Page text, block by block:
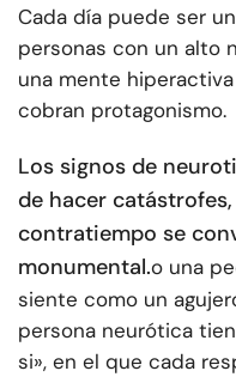
Cada día puede ser
personas con un alto
una mente
cobran protagonismo.
Los signos de
de hacer
contratiempo se
monumental.o una
siente como un
persona neurótica
si», en el que cada